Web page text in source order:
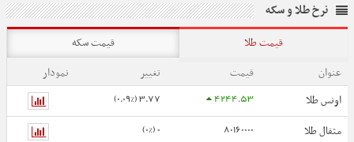
نرخ طلا و سکه
قیمت طلا
قیمت سکه
عنوان
قیمت تغییر
نمودار
اونس طلا
4244.53
3.77 (0.09%)
مثقال طلا 80160000
0 (0%)